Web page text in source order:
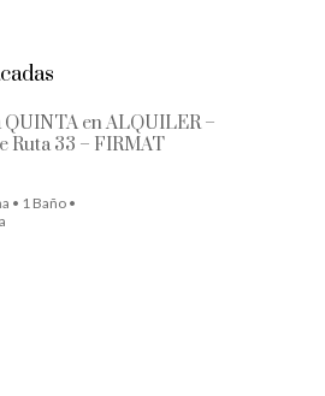
QUINTA en ALQUILER –
Ruta 33 – FIRMAT
• 1 Baño •